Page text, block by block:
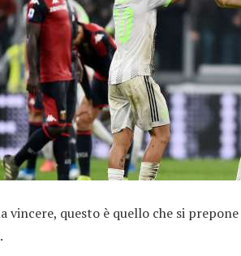
vincere, questo è quello che si